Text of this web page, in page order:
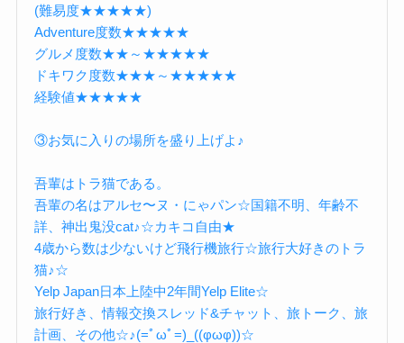
(難易度★★★★★)
Adventure度数★★★★★
グルメ度数★★～★★★★★
ドキワク度数★★★～★★★★★
経験値★★★★★
③お気に入りの場所を盛り上げよ♪
吾輩はトラ猫である。
吾輩の名はアルセ〜ヌ・にゃパン☆国籍不明、年齢不
詳、神出鬼没cat♪☆カキコ自由★
4歳から数は少ないけど飛行機旅行☆旅行大好きのトラ
猫♪☆
Yelp Japan日本上陸中2年間Yelp Elite☆
旅行好き、情報交換スレッド&チャット、旅トーク、旅
計画、その他☆♪(=ﾟωﾟ=)_((φωφ))☆